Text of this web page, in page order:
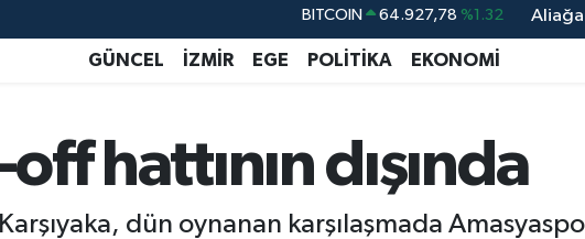
47,5894
EURO 55,0398 %-0.02
GRAM ALTIN %0.54
BİST100 13.703 %11
Aliağa
GÜNCEL İZMİR EGE POLİTİKA EKONOMİ
hattının dışında
dün oynanan karşılaşmada